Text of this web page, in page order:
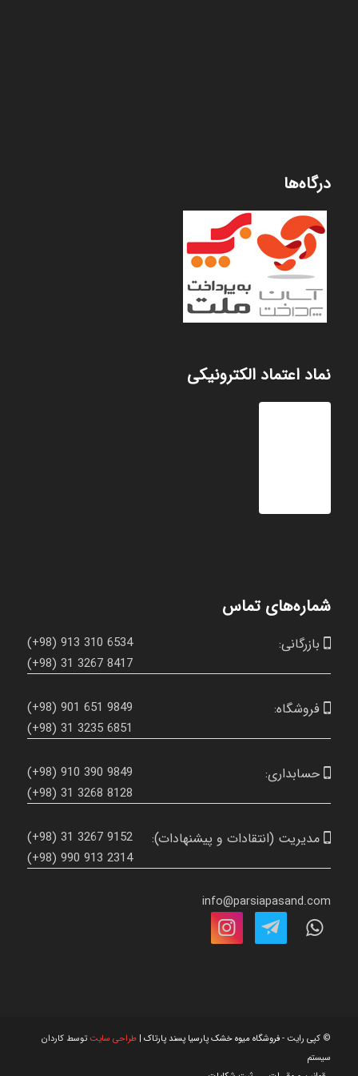
درگاه‌ها
نماد اعتماد الکترونیکی
شماره‌های تماس
بازرگانی:
(+98) 913 310 6534
(+98) 31 3267 8417
فروشگاه:
(+98) 901 651 9849
(+98) 31 3235 6851
حسابداری:
(+98) 910 390 9849
(+98) 31 3268 8128
مدیریت (انتقادات و پیشنهادات):
(+98) 31 3267 9152
(+98) 990 913 2314
info@parsiapasand.com



© کپی رایت -فروشگاه میوه خشک پارسیا پسند پارتاک| طراحی سایتتوسط کاردان
سیستم